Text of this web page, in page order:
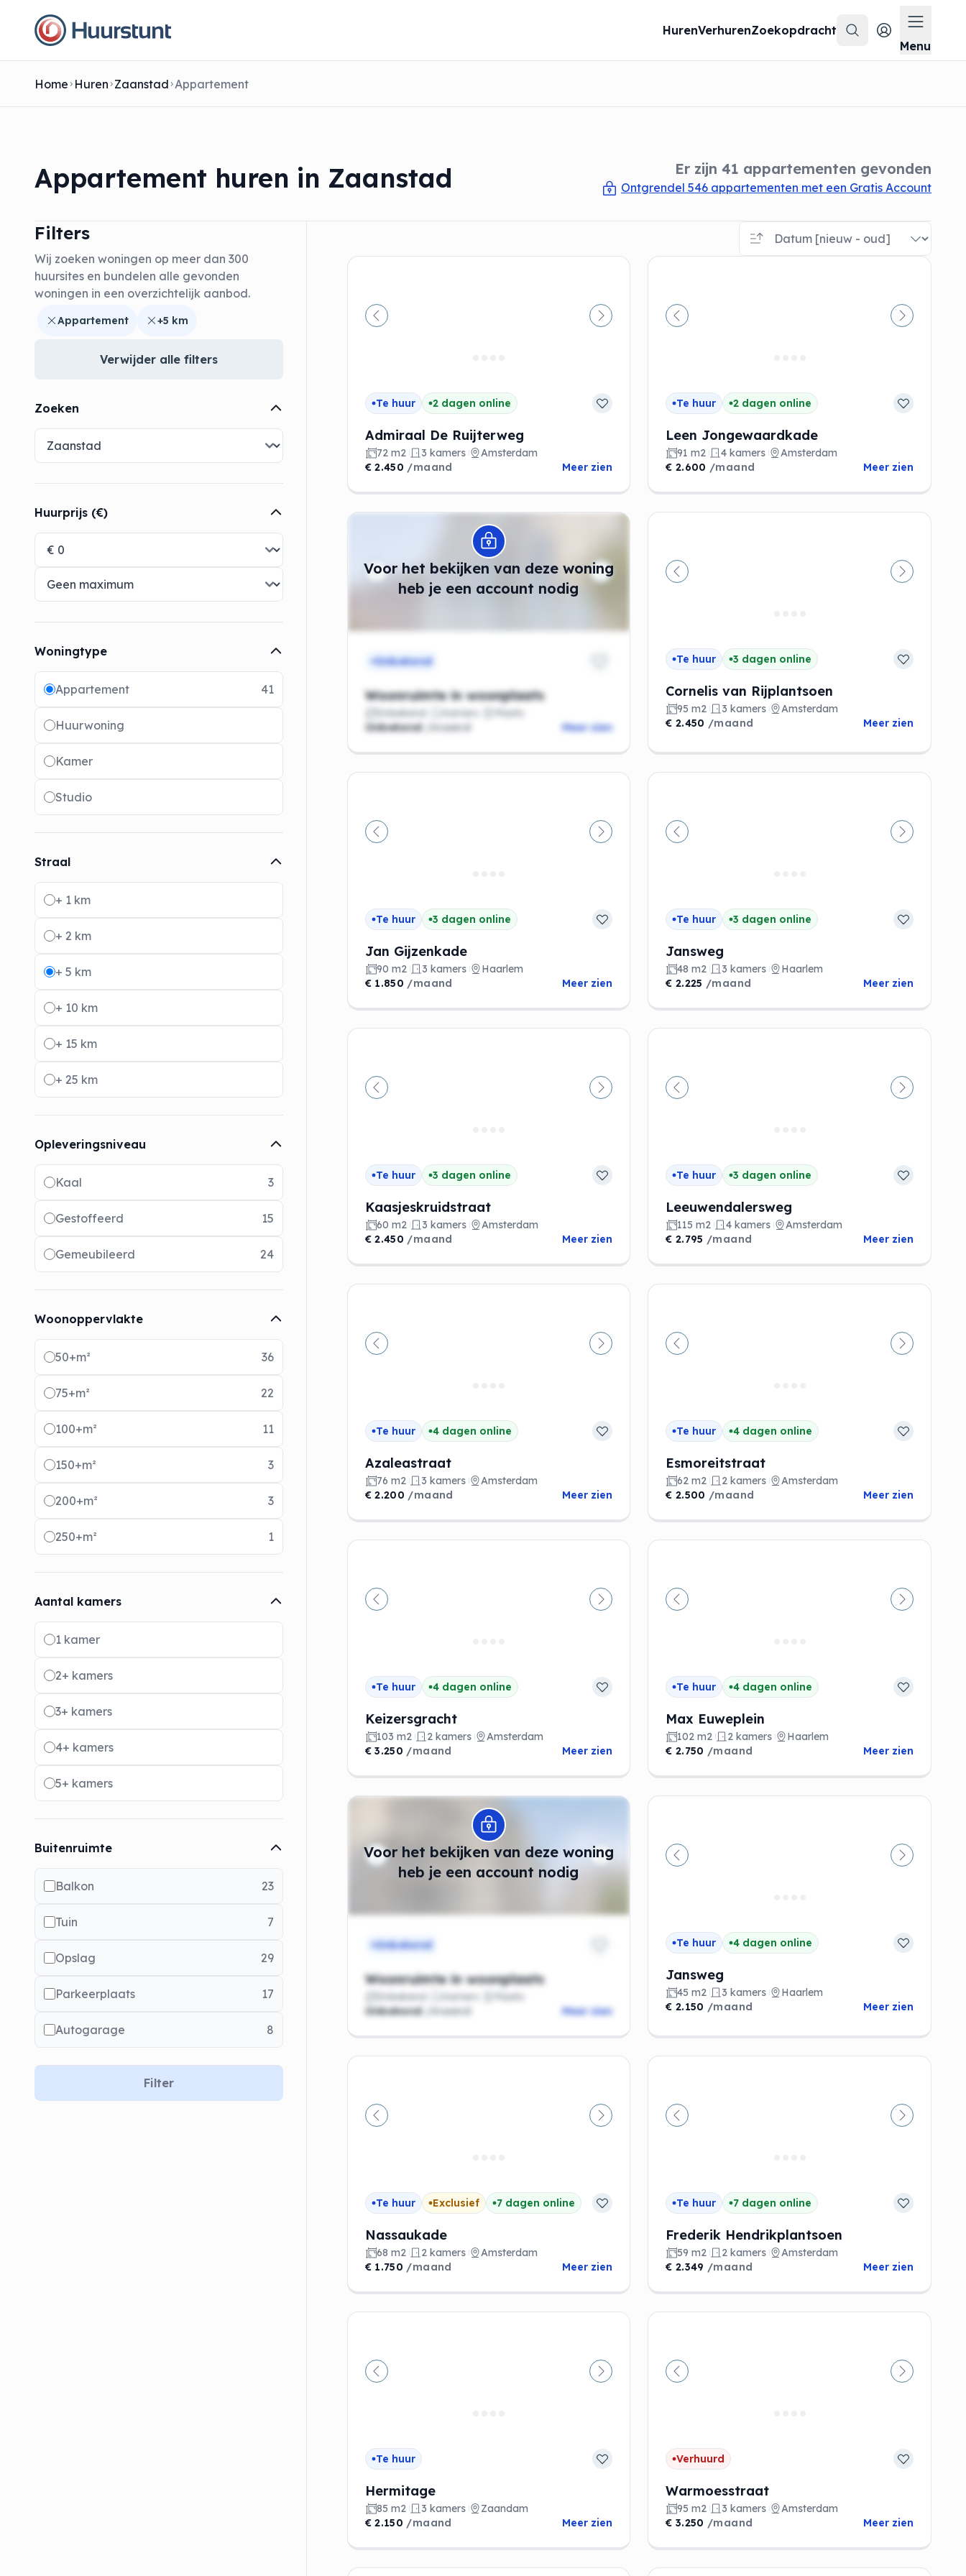
HurenVerhurenZoekopdracht
Zoeken
Menu
Menu
Home Huren Zaanstad Appartement
Appartement huren in Zaanstad Er zijn 41 appartementen gevonden
Ontgrendel 546 appartementen met een Gratis Account
Filters
Wij zoeken woningen op meer dan 300
huursites en bundelen alle gevonden
woningen in een overzichtelijk aanbod.
Appartement +5 km
Verwijder alle filters
Zoeken
Huurprijs (€)
Woningtype
Radio buttons
Appartement 41
Huurwoning
Kamer
Studio
Straal
Radio buttons
+ 1 km
+ 2 km
+ 5 km
+ 10 km
+ 15 km
+ 25 km
Opleveringsniveau
Radio buttons
Kaal 3
Gestoffeerd 15
Gemeubileerd 24
Woonoppervlakte
Radio buttons
50+m² 36
75+m² 22
100+m² 11
150+m² 3
200+m² 3
250+m² 1
Aantal kamers
Radio buttons
1 kamer
2+ kamers
3+ kamers
4+ kamers
5+ kamers
Buitenruimte
Balkon 23
Tuin 7
Opslag 29
Parkeerplaats 17
Autogarage 8
Filter
Vorige Volgende
Te huur 2 dagen online
Admiraal De Ruijterweg
72 m2 3 kamers
Amsterdam
€ 2.450 /maand Meer zien
Vorige Volgende
Te huur 2 dagen online
Leen Jongewaardkade
91 m2 4 kamers
Amsterdam
€ 2.600 /maand Meer zien
Voor het bekijken van deze woning
heb je een account nodig
Modal openen
Onbekend
Woonruimte in woonplaats
Onbekend Kamers
Plaats
Onbekend
/maand Meer zien
Vorige Volgende
Te huur 3 dagen online
Cornelis van Rijplantsoen
95 m2 3 kamers
Amsterdam
€ 2.450 /maand Meer zien
Vorige Volgende
Te huur 3 dagen online
Jan Gijzenkade
90 m2 3 kamers
Haarlem
€ 1.850 /maand Meer zien
Vorige Volgende
Te huur 3 dagen online
Jansweg
48 m2 3 kamers
Haarlem
€ 2.225 /maand Meer zien
Vorige Volgende
Te huur 3 dagen online
Kaasjeskruidstraat
60 m2 3 kamers
Amsterdam
€ 2.450 /maand Meer zien
Vorige Volgende
Te huur 3 dagen online
Leeuwendalersweg
115 m2 4 kamers
Amsterdam
€ 2.795 /maand Meer zien
Vorige Volgende
Te huur 4 dagen online
Azaleastraat
76 m2 3 kamers
Amsterdam
€ 2.200 /maand Meer zien
Vorige Volgende
Te huur 4 dagen online
Esmoreitstraat
62 m2 2 kamers
Amsterdam
€ 2.500 /maand Meer zien
Vorige Volgende
Te huur 4 dagen online
Keizersgracht
103 m2 2 kamers
Amsterdam
€ 3.250 /maand Meer zien
Vorige Volgende
Te huur 4 dagen online
Max Euweplein
102 m2 2 kamers
Haarlem
€ 2.750 /maand Meer zien
Voor het bekijken van deze woning
heb je een account nodig
Modal openen
Onbekend
Woonruimte in woonplaats
Onbekend Kamers
Plaats
Onbekend
/maand Meer zien
Vorige Volgende
Te huur 4 dagen online
Jansweg
45 m2 3 kamers
Haarlem
€ 2.150 /maand Meer zien
Vorige Volgende
Te huur Exclusief 7 dagen online
Nassaukade
68 m2 2 kamers
Amsterdam
€ 1.750 /maand Meer zien
Vorige Volgende
Te huur 7 dagen online
Frederik Hendrikplantsoen
59 m2 2 kamers
Amsterdam
€ 2.349 /maand Meer zien
Vorige Volgende
Te huur
Hermitage
85 m2 3 kamers
Zaandam
€ 2.150 /maand Meer zien
Vorige Volgende
Verhuurd
Warmoesstraat
95 m2 3 kamers
Amsterdam
€ 3.250 /maand Meer zien